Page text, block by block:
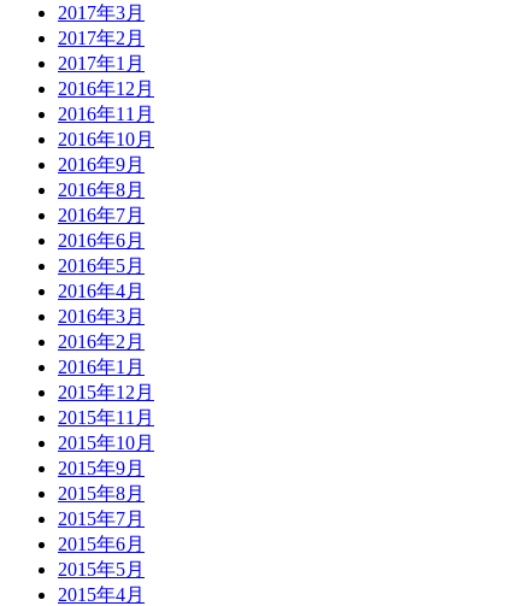
2017年3月
2017年2月
2017年1月
2016年12月
2016年11月
2016年10月
2016年9月
2016年8月
2016年7月
2016年6月
2016年5月
2016年4月
2016年3月
2016年2月
2016年1月
2015年12月
2015年11月
2015年10月
2015年9月
2015年8月
2015年7月
2015年6月
2015年5月
2015年4月